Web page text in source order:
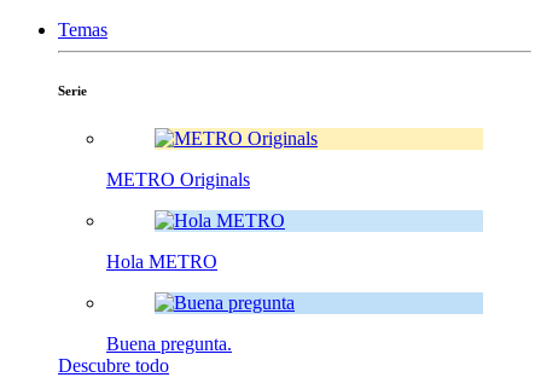
Temas
Serie
METRO Originals
Hola METRO
Buena pregunta.
Descubre todo